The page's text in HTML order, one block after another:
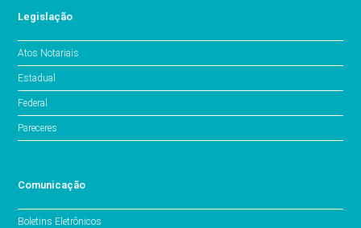
Legislação
Atos Notariais
Estadual
Federal
Pareceres
Comunicação
Boletins Eletrônicos